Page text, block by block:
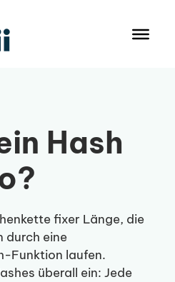
Hash
fixer Länge, die
durch eine
Funktion laufen.
überall ein: Jede